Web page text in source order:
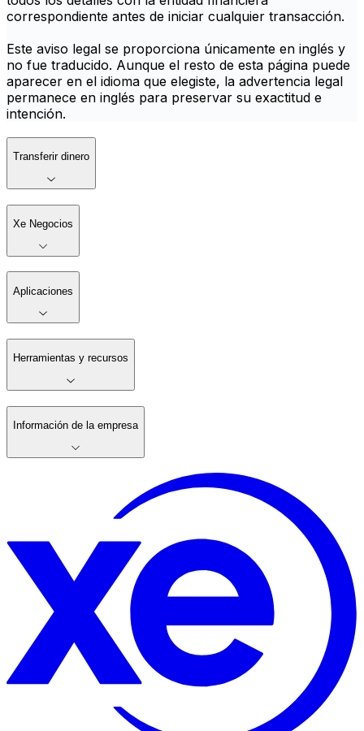
correspondiente antes de iniciar cualquier transacción.
Este aviso legal se proporciona únicamente en inglés y
no fue traducido. Aunque el resto de esta página puede
aparecer en el idioma que elegiste, la advertencia legal
permanece en inglés para preservar su exactitud e
intención.
Transferir dinero
Xe Negocios
Aplicaciones
Herramientas y recursos
Información de la empresa